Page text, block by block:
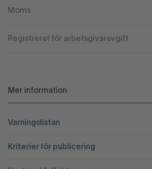
Moms
Registrerat för arbetsgivaravgift
Mer information
Varningslistan
Kriterier för publicering